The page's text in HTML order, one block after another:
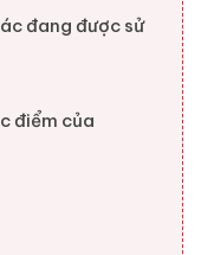
đang được sử
điểm của